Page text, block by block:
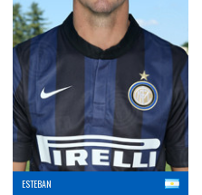
ESTEBAN